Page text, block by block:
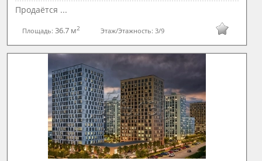
Продаётся ...
Площадь:36.7 м2 Этаж/Этажность: 3/9